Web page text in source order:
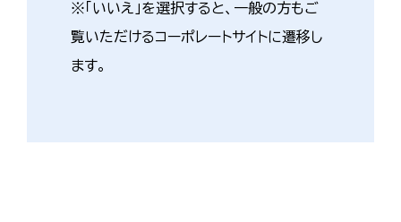
※「いいえ」を選択すると、一般の方もご
覧いただけるコーポレートサイトに遷移し
ます。